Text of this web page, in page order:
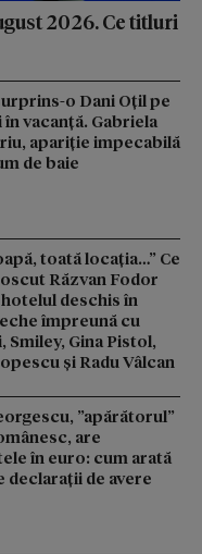
2026. Ce titluri
o Dani Oțil pe
în vacanță. Gabriela
apariție impecabilă
de baie
toată locația…” Ce
Răzvan Fodor
deschis în
împreună cu
Smiley, Gina Pistol,
și Radu Vâlcan
”apărătorul”
are
în euro: cum arată
declarații de avere